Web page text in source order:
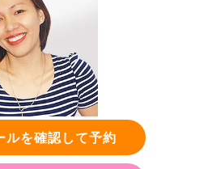
ルを確認して予約